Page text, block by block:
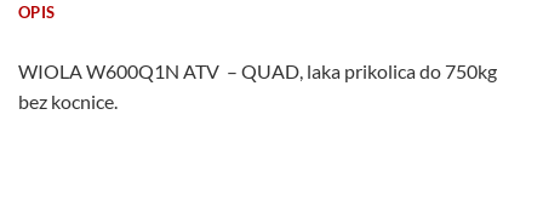
OPIS
WIOLA W600Q1N ATV – QUAD, laka prikolica do 750kg
bez kocnice.